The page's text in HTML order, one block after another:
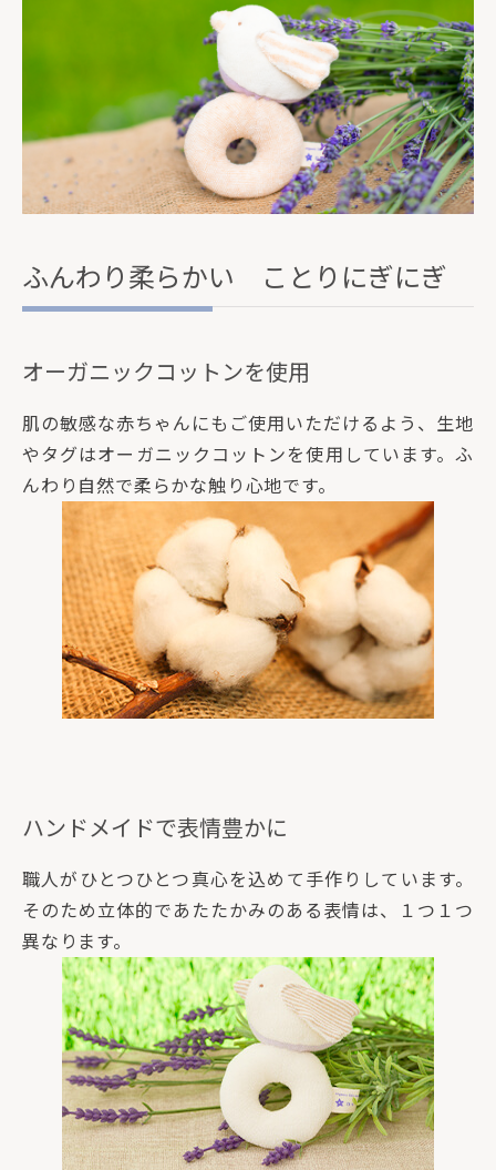
ふんわり柔らかい ことりにぎにぎ
オーガニックコットンを使用
肌の敏感な赤ちゃんにもご使用いただけるよう、生地
やタグはオーガニックコットンを使用しています。ふ
んわり自然で柔らかな触り心地です。
ハンドメイドで表情豊かに
職人がひとつひとつ真心を込めて手作りしています。
そのため立体的であたたかみのある表情は、１つ１つ
異なります。